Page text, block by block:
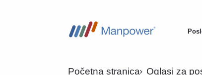
Početna stranica Oglasi za